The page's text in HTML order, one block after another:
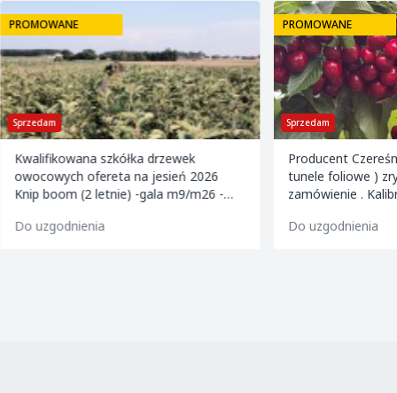
Sprzedam
PROMOWANE
Kwalifikowana szkółka drzewek
owocowych ofereta na jesień 2026
Knip boom (2 letnie) -gala m9/m26 -
m9 -paulared m9/m2
Do uzgodnienia
Sprzedam
PROMOWANE
Producent
tunele foliowe )
zamówienie . Kalibrowane , chłodzone i
Do uzgodnienia